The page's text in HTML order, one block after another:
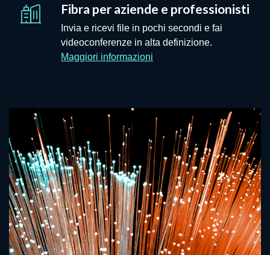
Fibra per aziende e professionisti
Invia e ricevi file in pochi secondi e fai
videoconferenze in alta definizione.
Maggiori informazioni